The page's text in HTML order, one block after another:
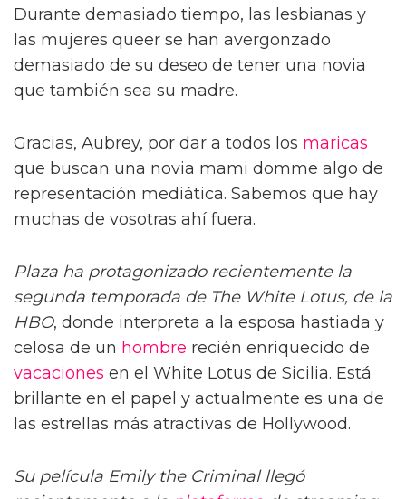
Durante demasiado tiempo, las lesbianas y
las mujeres queer se han avergonzado
demasiado de su deseo de tener una novia
que también sea su madre.
Gracias, Aubrey, por dar a todos los maricas
que buscan una novia mami domme algo de
representación mediática. Sabemos que hay
muchas de vosotras ahí fuera.
Plaza ha protagonizado recientemente la
segunda temporada de The White Lotus, de la
HBO, donde interpreta a la esposa hastiada y
celosa de un hombre recién enriquecido de
vacaciones en el White Lotus de Sicilia. Está
brillante en el papel y actualmente es una de
las estrellas más atractivas de Hollywood.
Su película Emily theCriminal llegó